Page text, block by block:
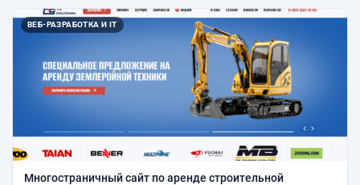
ВЕБ-РАЗРАБОТКА И IT
Многостраничный сайт по аренде строительной